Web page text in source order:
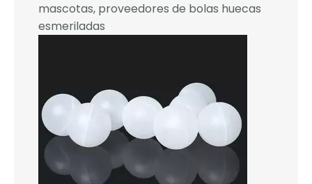
mascotas, proveedores de bolas huecas
esmeriladas